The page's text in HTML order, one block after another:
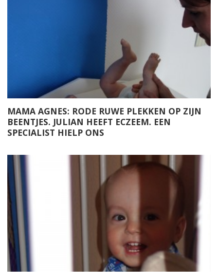
MAMA AGNES: RODE RUWE PLEKKEN OP ZIJN
BEENTJES. JULIAN HEEFT ECZEEM. EEN
SPECIALIST HIELP ONS